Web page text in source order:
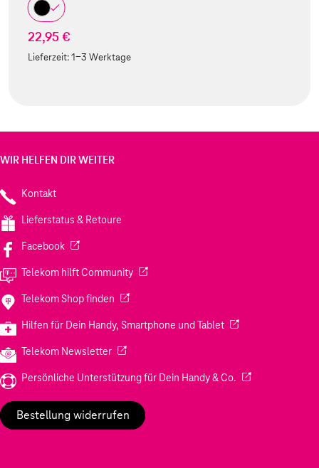
22,95 €
Lieferzeit:1-3 Werktage
WIR HELFEN DIR WEITER
Kontakt
Lieferstatus & Retoure
Facebook(Wird in einem neuen Tab geöffnet)
Telekom hilft Community(Wird in einem neuen Tab geöffnet)
Telekom Shop finden (Wird in einem neuen Tab geöffnet)
Hilfen für Dein Handy, Smartphone und Tablet(Wird in einem
Telekom Newsletter(Wird in einem neuen Tab geöffnet)
Persönliche Unterstützung für Dein Handy & Co. (Wird in einem
Bestellung widerrufen